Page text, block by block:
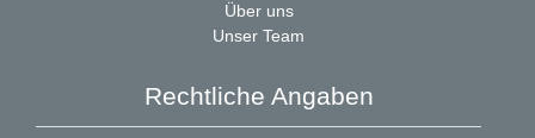
Über uns
Unser Team
Rechtliche Angaben